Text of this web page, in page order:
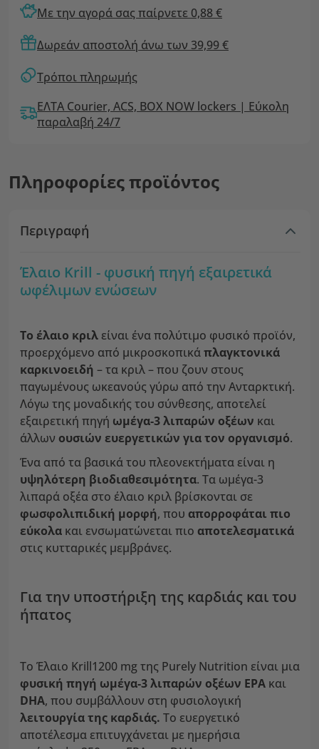
Με την αγορά σας παίρνετε 0,88 €
Δωρεάν αποστολή άνω των 39,99 €
Τρόποι πληρωμής
ΕΛΤΑ Courier, ACS, BOX NOW lockers | Εύκολη
παραλαβή 24/7
Πληροφορίες προϊόντος
Περιγραφή
Έλαιο Krill - φυσική πηγή εξαιρετικά
ωφέλιμων ενώσεων
Το έλαιο κριλ είναι ένα πολύτιμο φυσικό προϊόν,
προερχόμενο από μικροσκοπικάπλαγκτονικά
καρκινοειδή – τα κριλ – που ζουν στους
παγωμένους ωκεανούς γύρω από την Ανταρκτική.
Λόγω της μοναδικής του σύνθεσης, αποτελεί
εξαιρετική πηγή ωμέγα-3 λιπαρών οξέων και
άλλων ουσιών ευεργετικών για τον οργανισμό.
Ένα από τα βασικά του πλεονεκτήματα είναι η
υψηλότερη βιοδιαθεσιμότητα. Τα ωμέγα-3
λιπαρά οξέα στο έλαιο κριλ βρίσκονται σε
φωσφολιπιδική μορφή, που απορροφάται πιο
εύκολα και ενσωματώνεται πιο αποτελεσματικά
στις κυτταρικές μεμβράνες.
Για την υποστήριξη της καρδιάς και του
ήπατος
Το Έλαιο Krill1200 mgτης Purely Nutrition είναι μια
φυσική πηγή ωμέγα-3 λιπαρών οξέων EPA και
DHA, που συμβάλλουν στη φυσιολογική
λειτουργία της καρδιάς. Το ευεργετικό
αποτέλεσμα επιτυγχάνεται με ημερήσια